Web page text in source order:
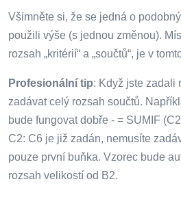
Všimněte si, že se jedná o
použili výše (s jednou změnou).
rozsah „kritérií“ a „součtů“, je v
Profesionální tip: Když jste zadali
zadávat celý rozsah součtů.
bude fungovat dobře - = SUMIF
C2: C6 je již zadán, nemusíte
pouze první buňka. Vzorec bude
rozsah velikostí od B2.